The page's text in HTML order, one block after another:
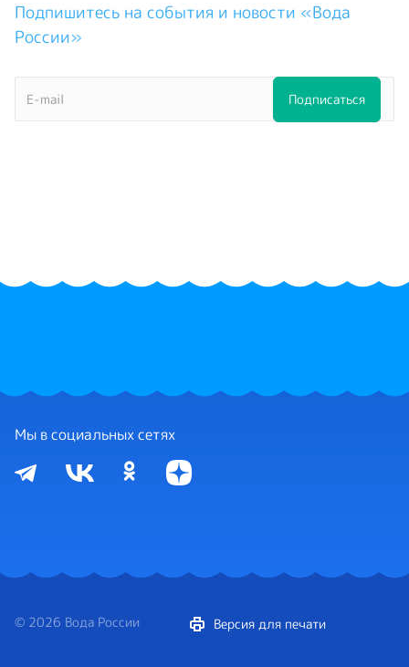
Подпишитесь на события и новости «Вода
России»
Мы в социальных сетях
© 2026 Вода России Версия для печати